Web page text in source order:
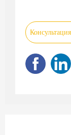
Консультация